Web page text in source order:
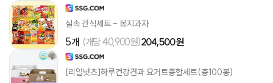
실속 간식세트 - 봉지과자
5개 (개당 40,900원)204,500 원
[리얼넛츠]하루건강견과 요거트종합세트(총100봉)